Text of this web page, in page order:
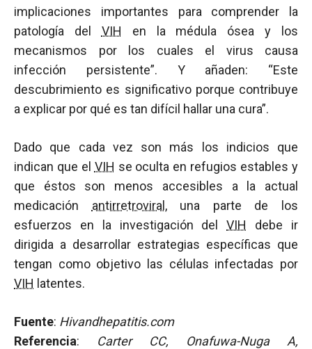
implicaciones importantes para comprender la
patología del VIH en la médula ósea y los
mecanismos por los cuales el virus causa
infección persistente”. Y añaden: “Este
descubrimiento es significativo porque contribuye
a explicar por qué es tan difícil hallar una cura”.
Dado que cada vez son más los indicios que
indican que el VIH se oculta en refugios estables y
que éstos son menos accesibles a la actual
medicación antirretroviral , una parte de los
esfuerzos en la investigación delVIH
debe ir
dirigida a desarrollar estrategias específicas que
tengan como objetivo las células infectadas por
VIH latentes.
Fuente: Hivandhepatitis.com
Referencia: Carter CC, Onafuwa-Nuga A,